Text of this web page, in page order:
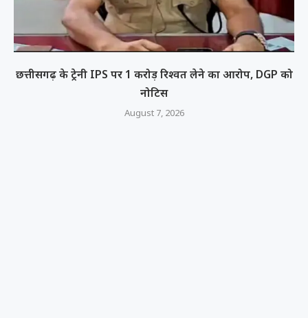
छत्तीसगढ़ के ट्रेनी IPS पर 1 करोड़ रिश्वत लेने का आरोप, DGP को
नोटिस
August 7, 2026